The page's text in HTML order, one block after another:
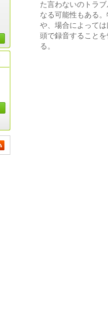
た言わないのトラ
なる可能性もある
や、場合によっては
頭で録音すること
る。